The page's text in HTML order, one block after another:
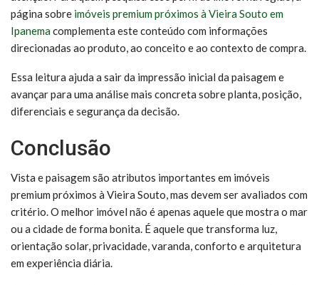
página sobre imóveis premium próximos à Vieira Souto em
Ipanema complementa este conteúdo com informações
direcionadas ao produto, ao conceito e ao contexto de compra.
Essa leitura ajuda a sair da impressão inicial da paisagem e
avançar para uma análise mais concreta sobre planta, posição,
diferenciais e segurança da decisão.
Conclusão
Vista e paisagem são atributos importantes em imóveis
premium próximos à Vieira Souto, mas devem ser avaliados com
critério. O melhor imóvel não é apenas aquele que mostra o mar
ou a cidade de forma bonita. É aquele que transforma luz,
orientação solar, privacidade, varanda, conforto e arquitetura
em experiência diária.